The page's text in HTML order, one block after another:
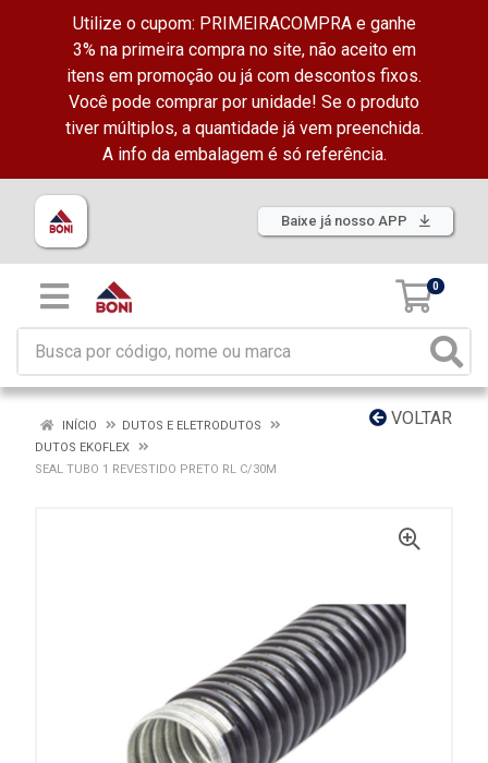
Utilize o cupom: PRIMEIRACOMPRA e ganhe
3% na primeira compra no site, não aceito em
itens em promoção ou já com descontos fixos.
Você pode comprar por unidade! Se o produto
tiver múltiplos, a quantidade já vem preenchida.
A info da embalagem é só referência.
Baixe já nosso APP
0
VOLTAR
INÍCIO
DUTOS E ELETRODUTOS
DUTOS EKOFLEX
SEAL TUBO 1 REVESTIDO PRETO RL C/30M